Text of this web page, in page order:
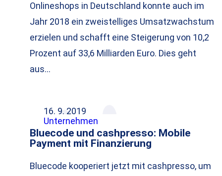
Onlineshops in Deutschland konnte auch im
Jahr 2018 ein zweistelliges Umsatzwachstum
erzielen und schafft eine Steigerung von 10,2
Prozent auf 33,6 Milliarden Euro. Dies geht
aus…
16. 9. 2019
Unternehmen
Bluecode und cashpresso: Mobile
Payment mit Finanzierung
Bluecode kooperiert jetzt mit cashpresso, um